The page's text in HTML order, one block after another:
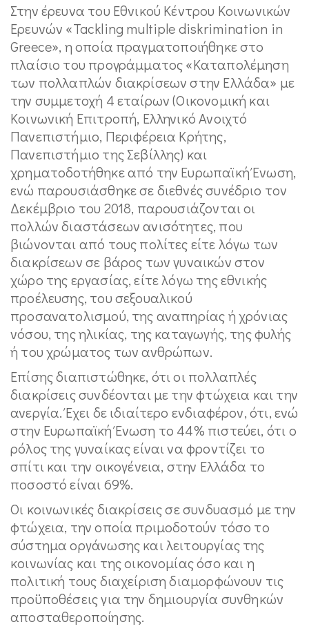
Στην έρευνα του Εθνικού Κέντρου Κοινωνικών
Ερευνών «Tackling multiple diskrimination in
Greece», η οποία πραγματοποιήθηκε στο
πλαίσιο του προγράμματος «Καταπολέμηση
των πολλαπλών διακρίσεων στην Ελλάδα» με
την συμμετοχή 4 εταίρων (Οικονομική και
Κοινωνική Επιτροπή, Ελληνικό Ανοιχτό
Πανεπιστήμιο, Περιφέρεια Κρήτης,
Πανεπιστήμιο της Σεβίλλης) και
χρηματοδοτήθηκε από την Ευρωπαϊκή Ένωση,
ενώ παρουσιάσθηκε σε διεθνές συνέδριο τον
Δεκέμβριο του 2018, παρουσιάζονται οι
πολλών διαστάσεων ανισότητες, που
βιώνονται από τους πολίτες είτε λόγω των
διακρίσεων σε βάρος των γυναικών στον
χώρο της εργασίας, είτε λόγω της εθνικής
προέλευσης, του σεξουαλικού
προσανατολισμού, της αναπηρίας ή χρόνιας
νόσου, της ηλικίας, της καταγωγής, της φυλής
ή του χρώματος των ανθρώπων.
Επίσης διαπιστώθηκε, ότι οι πολλαπλές
διακρίσεις συνδέονται με την φτώχεια και την
ανεργία. Έχει δε ιδιαίτερο ενδιαφέρον, ότι, ενώ
στην Ευρωπαϊκή Ένωση το 44% πιστεύει, ότι ο
ρόλος της γυναίκας είναι να φροντίζει το
σπίτι και την οικογένεια, στην Ελλάδα το
ποσοστό είναι 69%.
Οι κοινωνικές διακρίσεις σε συνδυασμό με την
φτώχεια, την οποία πριμοδοτούν τόσο το
σύστημα οργάνωσης και λειτουργίας της
κοινωνίας και της οικονομίας όσο και η
πολιτική τους διαχείριση διαμορφώνουν τις
προϋποθέσεις για την δημιουργία συνθηκών
αποσταθεροποίησης.